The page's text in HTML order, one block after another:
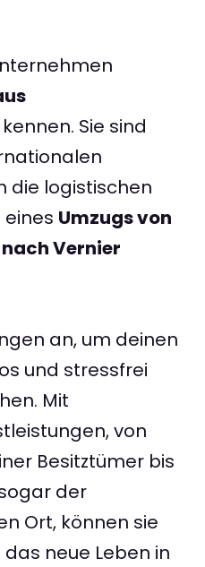
kennen. Sie sind
die logistischen
Umzugs von
Vernier
an, um deinen
und stressfrei
Mit
von
Besitztümer bis
der
Ort, können sie
neue Leben in